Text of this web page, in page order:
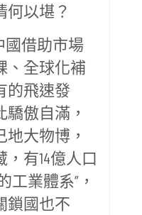
何以堪？
國借助市場
、全球化補
的飛速發
傲自滿，
大物博，
有14億人口
工業體系”，
鎖國也不